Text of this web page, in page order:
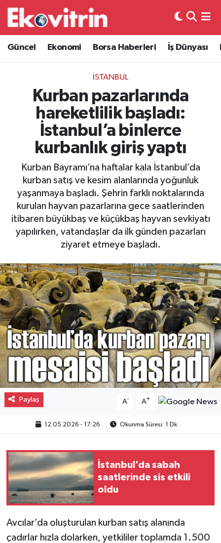
Güncel Ekonomi Borsa Haberleri İş Dünyası
İSTANBUL
Kurban pazarlarında
hareketlilik başladı:
İstanbul’a binlerce
kurbanlık giriş yaptı
Kurban Bayramı’na haftalar kala İstanbul’da
kurban satış ve kesim alanlarında yoğunluk
yaşanmaya başladı. Şehrin farklı noktalarında
kurulan hayvan pazarlarına gece saatlerinden
itibaren büyükbaş ve küçükbaş hayvan sevkiyatı
yapılırken, vatandaşlar da ilk günden pazarları
ziyaret etmeye başladı.
Paylaş A- A+
12.05.2026 - 17:26 Okunma Süresi: 1 Dk
İstanbul’da sabah
saatlerinde sis etkili
oldu
Avcılar’da oluşturulan kurban satış alanında
çadırlar hızla dolarken, yetkililer toplamda 1.500
Güncel
Ekonomi
Borsa Haberleri
İş Dünyası
Lojistik
Otovitrin
Magazin
Gayrimenkul
Spor
Eğitim
Hava Durumu
Trafik Durumu
Süper Lig Puan Durumu ve Fikstür
Tüm Manşetler
Son Dakika Haberleri
Haber Arşivi